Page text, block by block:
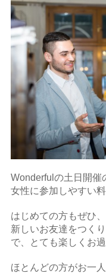
Wonderfulの土日開催
女性に参加しやすい
はじめての方もぜひ
新しいお友達をつく
で、とても楽しくお
ほとんどの方がお一